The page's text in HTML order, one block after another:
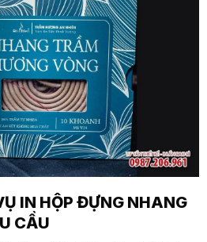
IN HỘP ĐỰNG NHANG
CẦU